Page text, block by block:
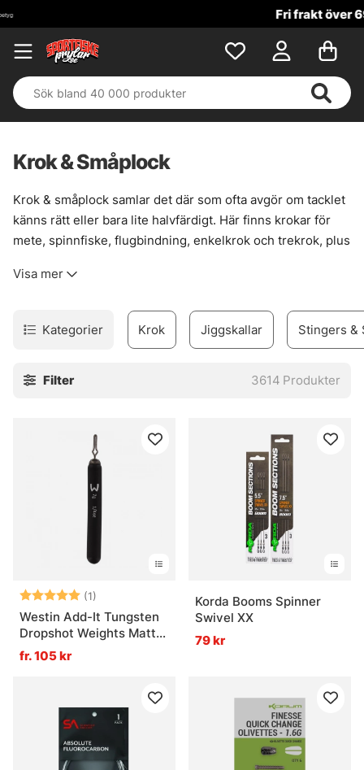
Krok & Småplock
Krok & småplock samlar det där som ofta avgör om tacklet
känns rätt eller bara lite halvfärdigt. Här finns krokar för
mete, spinnfiske, flugbindning, enkelkrok och trekrok, plus
när det väl gäller. En bra krok sitter inte bara fast. Den
Sortimentet är brett nog för att täcka många metoder, men
ändå lätt att sortera i huvudet. För den som bygger egna
stingers och tafsar. Små saker, javisst. Men ofta är det just
Utforska gärna de viktigaste underkategorierna:
» Flugbindningsmaterial
Vanliga frågor om krok och småplock
Vad är krok och småplock?
Vad används tafsar till?
Vad är flugbindningsmaterial?
Vad är stingers och när används de?
Visa mer
Kategorier Krok Jiggskallar Stingers &
Filter 3614 Produkter
Betyg: (1)
5.0 utav 5 stjärnor
Westin Add-It Tungsten
Dropshot Weights Matte
Black
fr. 105 kr
Korda Booms Spinner
Swivel XX
79 kr